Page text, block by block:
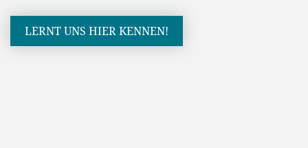
LERNT UNS HIER KENNEN!